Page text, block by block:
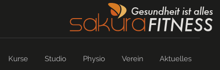
Kurse Studio Physio Verein Aktuelles